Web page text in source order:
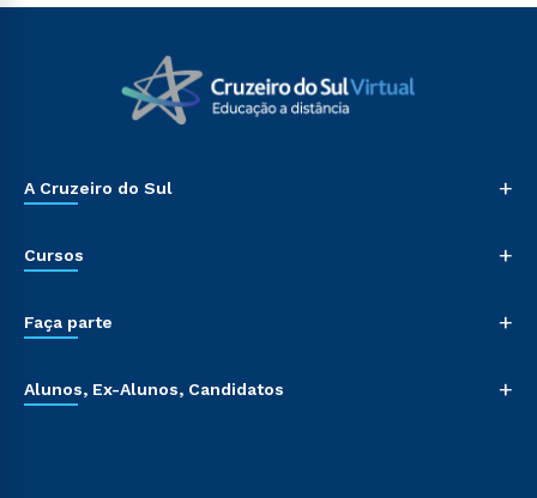
A Cruzeiro do Sul +
Cursos +
Faça parte +
Alunos, Ex-Alunos, Candidatos +